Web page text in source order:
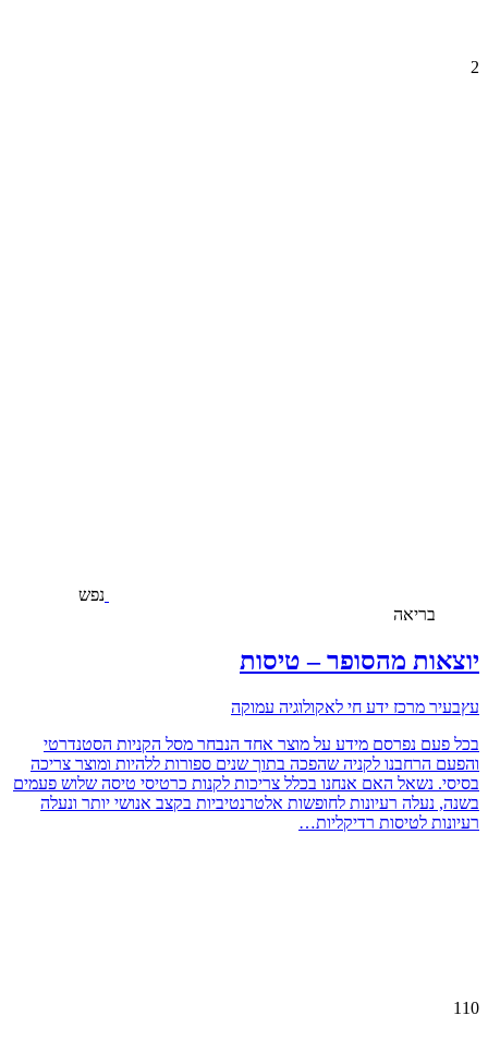
2
נפש
בריאה
יוצאות מהסופר – טיסות
עץבעיר מרכז ידע חי לאקולוגיה עמוקה
בכל פעם נפרסם מידע על מוצר אחד הנבחר מסל הקניות הסטנדרטי
והפעם הרחבנו לקניה שהפכה בתוך שנים ספורות ללהיות ומוצר צריכה
בסיסי. נשאל האם אנחנו בכלל צריכות לקנות כרטיסי טיסה שלוש פעמים
בשנה, נעלה רעיונות לחופשות אלטרנטיביות בקצב אנושי יותר ונעלה
רעיונות לטיסות רדיקליות…
110